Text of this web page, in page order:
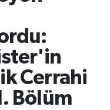
Cerrahi
Bölüm